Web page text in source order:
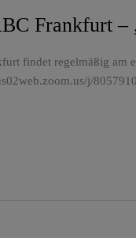
Frankfurt –
findet regelmäßig am
j/